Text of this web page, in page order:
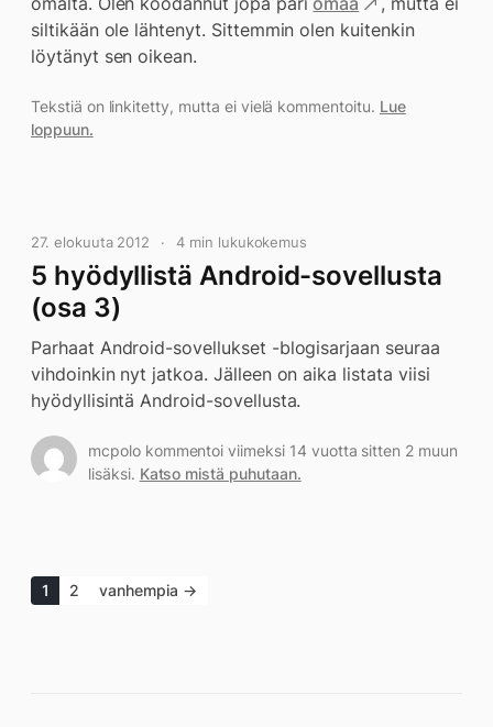
siltikään ole lähtenyt. Sittemmin olen kuitenkin
löytänyt sen oikean.
Tekstiä on linkitetty, mutta ei vielä kommentoitu. Lue
loppuun.
27. elokuuta 2012 4 min lukukokemus
5 hyödyllistä Android-sovellusta
(osa 3)
Parhaat Android-sovellukset -blogisarjaan seuraa
vihdoinkin nyt jatkoa. Jälleen on aika listata viisi
hyödyllisintä Android-sovellusta.
mcpolo kommentoi viimeksi 14 vuotta sitten 2 muun
lisäksi. Katso mistä puhutaan.
1 2 vanhempia →